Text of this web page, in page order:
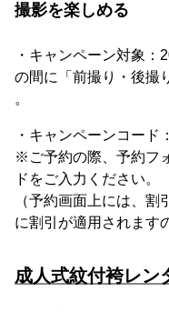
撮影を楽しめる
・キャンペーン対象：
の間に「前撮り・後撮
。
・キャンペーンコード
※ご予約の際、予約フ
ドをご入力ください。
（予約画面上には、
に割引が適用されます
成人式紋付袴レ